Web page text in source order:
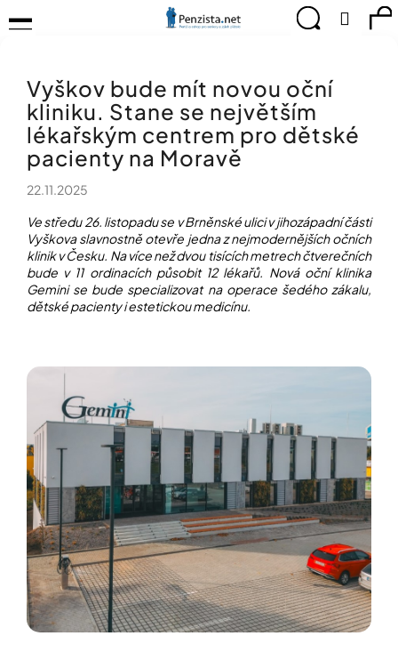
na
TIPY
PRO
PEVNÉ
ZDRAVÍ
CVIČÍME
PRO
RADOST
OBJEVUJTE
TVOŘTE
NÁMI
MODERNÍM
POZNEJTE
&
ZAŽIJTE,
CO
SE
PRÁVĚ
DĚJE
VAŠE
SLOVA,
NAŠE
INSPIRACE
ZÁBAVA,
Hledat
Menu
Vyškov bude mít novou oční
kliniku. Stane se největším
lékařským centrem pro dětské
pacienty na Moravě
22.11.2025
Ve středu 26. listopadu se v Brněnské ulici v jihozápadní části
Vyškova slavnostně otevře jedna z nejmodernějších očních
klinik v Česku. Na více než dvou tisících metrech čtverečních
bude v 11 ordinacích působit 12 lékařů. Nová oční klinika
Gemini se bude specializovat na operace šedého zákalu,
dětské pacienty i estetickou medicínu.
o
C
p
o
b
u
e
?
HLEDAT
D
o